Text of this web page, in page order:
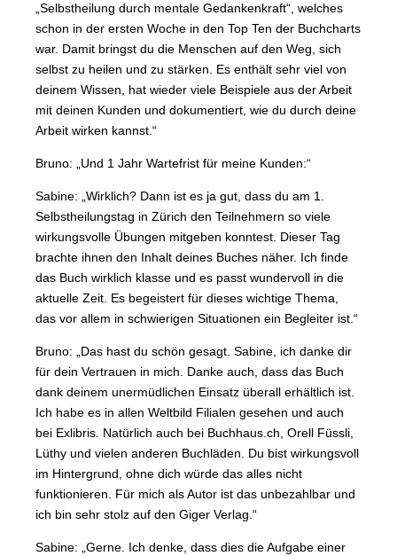
„Selbstheilung durch mentale Gedankenkraft“, welches
schon in der ersten Woche in den Top Ten der Buchcharts
war. Damit bringst du die Menschen auf den Weg, sich
selbst zu heilen und zu stärken. Es enthält sehr viel von
deinem Wissen, hat wieder viele Beispiele aus der Arbeit
mit deinen Kunden und dokumentiert, wie du durch deine
Arbeit wirken kannst.“
Bruno: „Und 1 Jahr Wartefrist für meine Kunden:“
Sabine: „Wirklich? Dann ist es ja gut, dass du am 1.
Selbstheilungstag in Zürich den Teilnehmern so viele
wirkungsvolle Übungen mitgeben konntest. Dieser Tag
brachte ihnen den Inhalt deines Buches näher. Ich finde
das Buch wirklich klasse und es passt wundervoll in die
aktuelle Zeit. Es begeistert für dieses wichtige Thema,
das vor allem in schwierigen Situationen ein Begleiter ist.“
Bruno: „Das hast du schön gesagt. Sabine, ich danke dir
für dein Vertrauen in mich. Danke auch, dass das Buch
dank deinem unermüdlichen Einsatz überall erhältlich ist.
Ich habe es in allen Weltbild Filialen gesehen und auch
bei Exlibris. Natürlich auch bei Buchhaus.ch, Orell Füssli,
Lüthy und vielen anderen Buchläden. Du bist wirkungsvoll
im Hintergrund, ohne dich würde das alles nicht
funktionieren. Für mich als Autor ist das unbezahlbar und
ich bin sehr stolz auf den Giger Verlag.“
Sabine: „Gerne. Ich denke, dass dies die Aufgabe einer